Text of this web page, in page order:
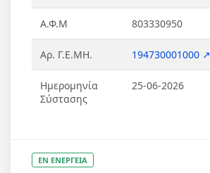
Α.Φ.Μ 803330950
Αρ. Γ.Ε.ΜΗ. 194730001000 ↗
Ημερομηνία
Σύστασης
25-06-2026
ΕΝ ΕΝΕΡΓΕΙΑ